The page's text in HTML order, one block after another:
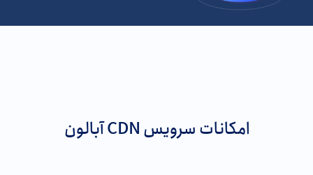
امکانات سرویس CDN آبالون